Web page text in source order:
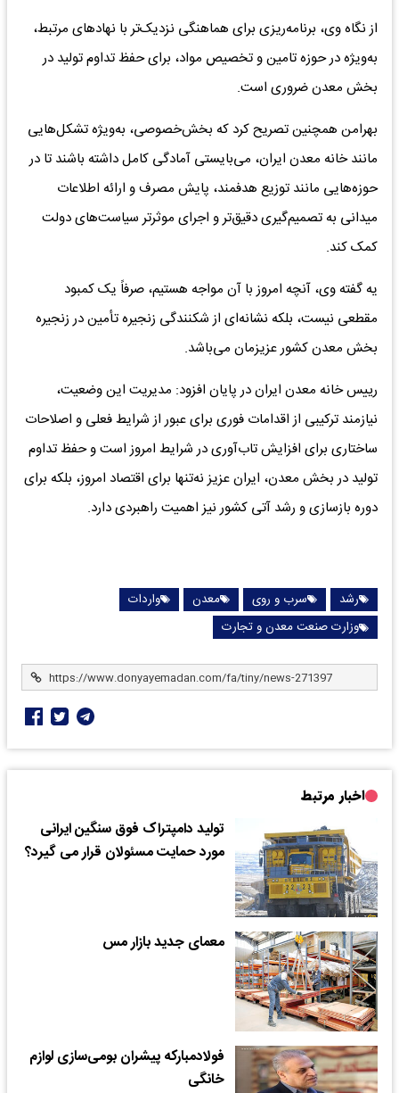
از نگاه وی، برنامه‌ریزی برای هماهنگی نزدیک‌تر با نهادهای مرتبط،
به‌ویژه در حوزه تامین و تخصیص مواد، برای حفظ تداوم تولید در
بخش معدن ضروری است.
بهرامن همچنین تصریح کرد که بخش‌خصوصی، به‌ویژه تشکل‌هایی
مانند خانه معدن ایران، می‌بایستی آمادگی کامل داشته باشند تا در
حوزه‌هایی مانند توزیع هدفمند، پایش مصرف و ارائه اطلاعات
میدانی به تصمیم‌گیری دقیق‌تر و اجرای موثرتر سیاست‌های دولت
کمک کند.
یه گفته وی، آنچه امروز با آن مواجه هستیم، صرفاً یک کمبود
مقطعی نیست، بلکه نشانه‌ای از شکنندگی زنجیره تأمین در زنجیره
بخش معدن کشور عزیزمان می‌باشد.
رییس خانه معدن ایران در پایان افزود: مدیریت این وضعیت،
نیازمند ترکیبی از اقدامات فوری برای عبور از شرایط فعلی و اصلاحات
ساختاری برای افزایش تاب‌آوری در شرایط امروز است و حفظ تداوم
تولید در بخش معدن، ایران عزیز نه‌تنها برای اقتصاد امروز، بلکه برای
دوره بازسازی و رشد آتی کشور نیز اهمیت راهبردی دارد.
رشد سرب و روی معدن
واردات
وزارت صنعت معدن و تجارت
اخبار مرتبط
تولید دامپتراک فوق سنگین ایرانی
مورد حمایت مسئولان قرار می گیرد؟
معمای جدید بازار مس
فولاد‌مبارکه پیشران بومی‌سازی لوازم
خانگی